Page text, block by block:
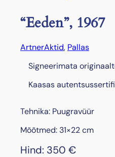
“Eeden”, 1967
ArtnerAktid, Pallas
Signeerimata
Kaasas
Tehnika: Puugravüür
Mõõtmed: 31×22 cm
Hind: 350 €